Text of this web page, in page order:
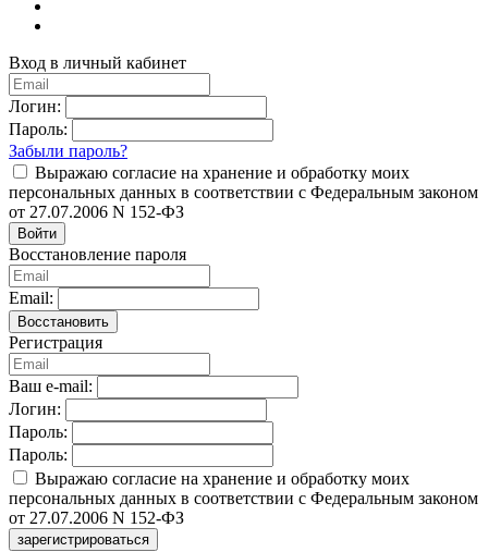
Вход в личный кабинет
Логин:
Пароль:
Забыли пароль?
Выражаю согласие на хранение и обработку моих
персональных данных в соответствии с Федеральным законом
от 27.07.2006 N 152-ФЗ
Войти
Восстановление пароля
Email:
Восстановить
Регистрация
Ваш e-mail:
Логин:
Пароль:
Пароль:
Выражаю согласие на хранение и обработку моих
персональных данных в соответствии с Федеральным законом
от 27.07.2006 N 152-ФЗ
зарегистрироваться